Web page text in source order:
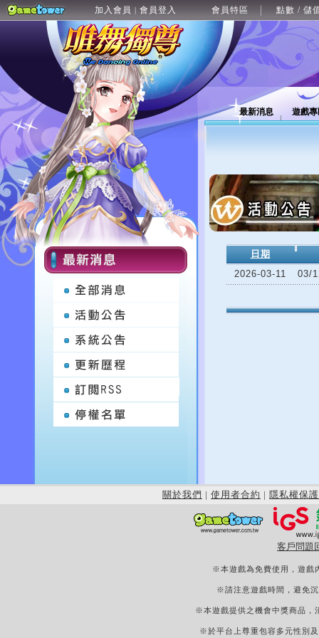
加入會員 | 會員登入 會員特區 點數 / 儲
最新消息 遊戲
日期
2026-03-11
03/
關於我們 | 使用者合約 | 隱私權保護
客戶問題
※本遊戲為免費使用，遊戲
※請注意遊戲時間，避免
※本遊戲提供之機會中獎商品，
※於平台上尊重包容多元性別